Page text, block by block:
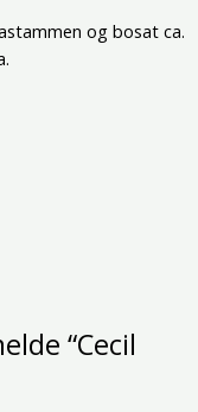
og bosat ca.
“Cecil